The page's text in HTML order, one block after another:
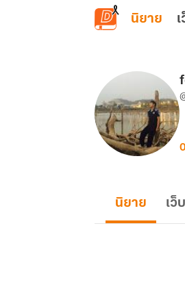
ข้ามไปยังเนื้อหาหลัก
นิยาย
0
นิยาย เว็